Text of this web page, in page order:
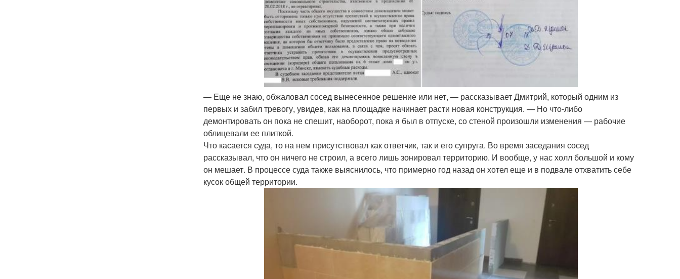
— Еще не знаю, обжаловал сосед вынесенное решение или нет, — рассказывает Дмитрий, который одним из
первых и забил тревогу, увидев, как на площадке начинает расти новая конструкция. — Но что-либо
демонтировать он пока не спешит, наоборот, пока я был в отпуске, со стеной произошли изменения — рабочие
облицевали ее плиткой.
Что касается суда, то на нем присутствовал как ответчик, так и его супруга. Во время заседания сосед
рассказывал, что он ничего не строил, а всего лишь зонировал территорию. И вообще, у нас холл большой и кому
он мешает. В процессе суда также выяснилось, что примерно год назад он хотел еще и в подвале отхватить себе
кусок общей территории.